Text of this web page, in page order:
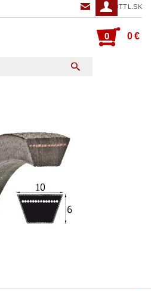
TTL@TTL.SK
0 0 €